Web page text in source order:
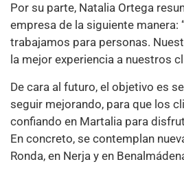
Por su parte, Natalia Ortega
empresa de la siguiente manera:
trabajamos para personas.
la mejor experiencia a nuestros
De cara al futuro, el objetivo es
seguir mejorando, para que los
confiando en Martalia para
En concreto, se contemplan
Ronda, en Nerja y en